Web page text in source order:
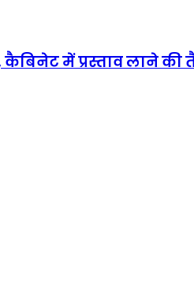
कैबिनेट में प्रस्ताव लाने की